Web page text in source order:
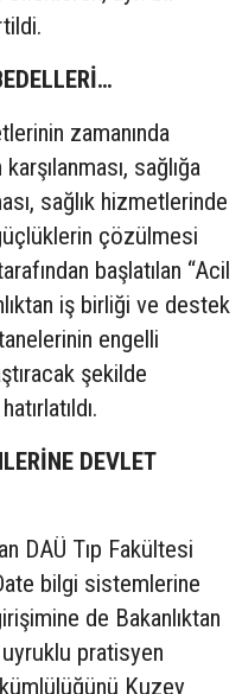
zamanında
sağlığa
sağlık hizmetlerinde
çözülmesi
başlatılan “Acil
iş birliği ve destek
engelli
şekilde
DEVLET
DAÜ Tıp Fakültesi
bilgi sistemlerine
de Bakanlıktan
pratisyen
Kuzey